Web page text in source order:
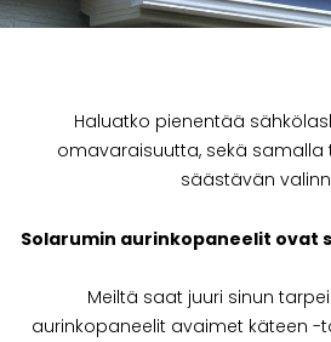
Haluatko pienentää
omavaraisuutta, sekä
säästävän
Solarumin aurinkopaneelit ovat
Meiltä saat juuri sinun
aurinkopaneelit avaimet käteen -